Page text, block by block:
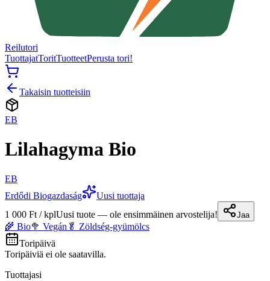
Reilutori
TuottajatToritTuotteetPerusta tori!
Takaisin tuotteisiin
EB
Lilahagyma Bio
EB
Erdődi Biogazdaság
Uusi tuottaja
1 000 Ft / kplUusi tuote — ole ensimmäinen arvostelija! Jaa
🌾 Bio🥦 Vegán 🥬 Zöldség-gyümölcs
Toripäivä
Toripäiviä ei ole saatavilla.
Tuottajasi